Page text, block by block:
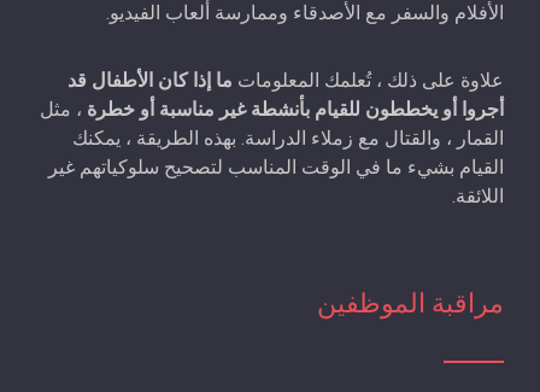
الأفلام والسفر مع الأصدقاء وممارسة ألعاب الفيديو.
علاوة على ذلك ، تُعلمك المعلومات ما إذا كان الأطفال قد
أجروا أو يخططون للقيام بأنشطة غير مناسبة أو خطرة ، مثل
القمار ، والقتال مع زملاء الدراسة. بهذه الطريقة ، يمكنك
القيام بشيء ما في الوقت المناسب لتصحيح سلوكياتهم غير
اللائقة.
مراقبة الموظفين